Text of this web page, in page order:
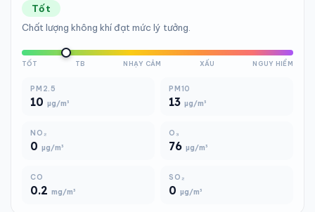
Tốt
Chất lượng không khí đạt mức lý tưởng.
TỐT TB NHẠY CẢM XẤU NGUY HIỂM
PM2.5
10 µg/m³
PM10
13 µg/m³
NO₂
0 µg/m³
O₃
76 µg/m³
CO
0.2 mg/m³
SO₂
0 µg/m³